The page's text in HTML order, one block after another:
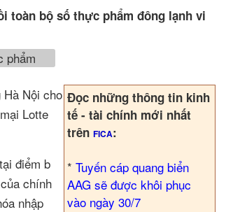
toàn bộ số thực phẩm đông lạnh vi
Đọc những thông tin kinh
tế - tài chính mới nhất
trên FICA:
* Tuyến cáp quang biển
AAG sẽ được khôi phục
vào ngày 30/7
Nội cho
Lotte
điểm b
chính
nhập